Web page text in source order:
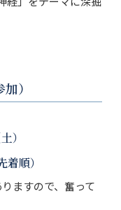
）
）
順）
ますので、奮って